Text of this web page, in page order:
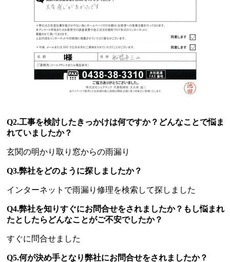
Q2.工事を検討したきっかけは何ですか？どんなことで悩ま
れていましたか？
玄関の明かり取り窓からの雨漏り
Q3.弊社をどのように探しましたか？
インターネットで雨漏り修理を検索して探しました
Q4.弊社を知りすぐにお問合せをされましたか？もし悩まれ
たとしたらどんなことがご不安でしたか？
すぐに問合せました
Q5.何が決め手となり弊社にお問合せをされましたか？